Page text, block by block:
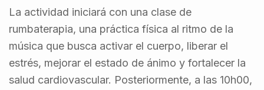
La actividad iniciará con una clase de
rumbaterapia, una práctica física al ritmo de la
música que busca activar el cuerpo, liberar el
estrés, mejorar el estado de ánimo y fortalecer la
salud cardiovascular. Posteriormente, a las 10h00,